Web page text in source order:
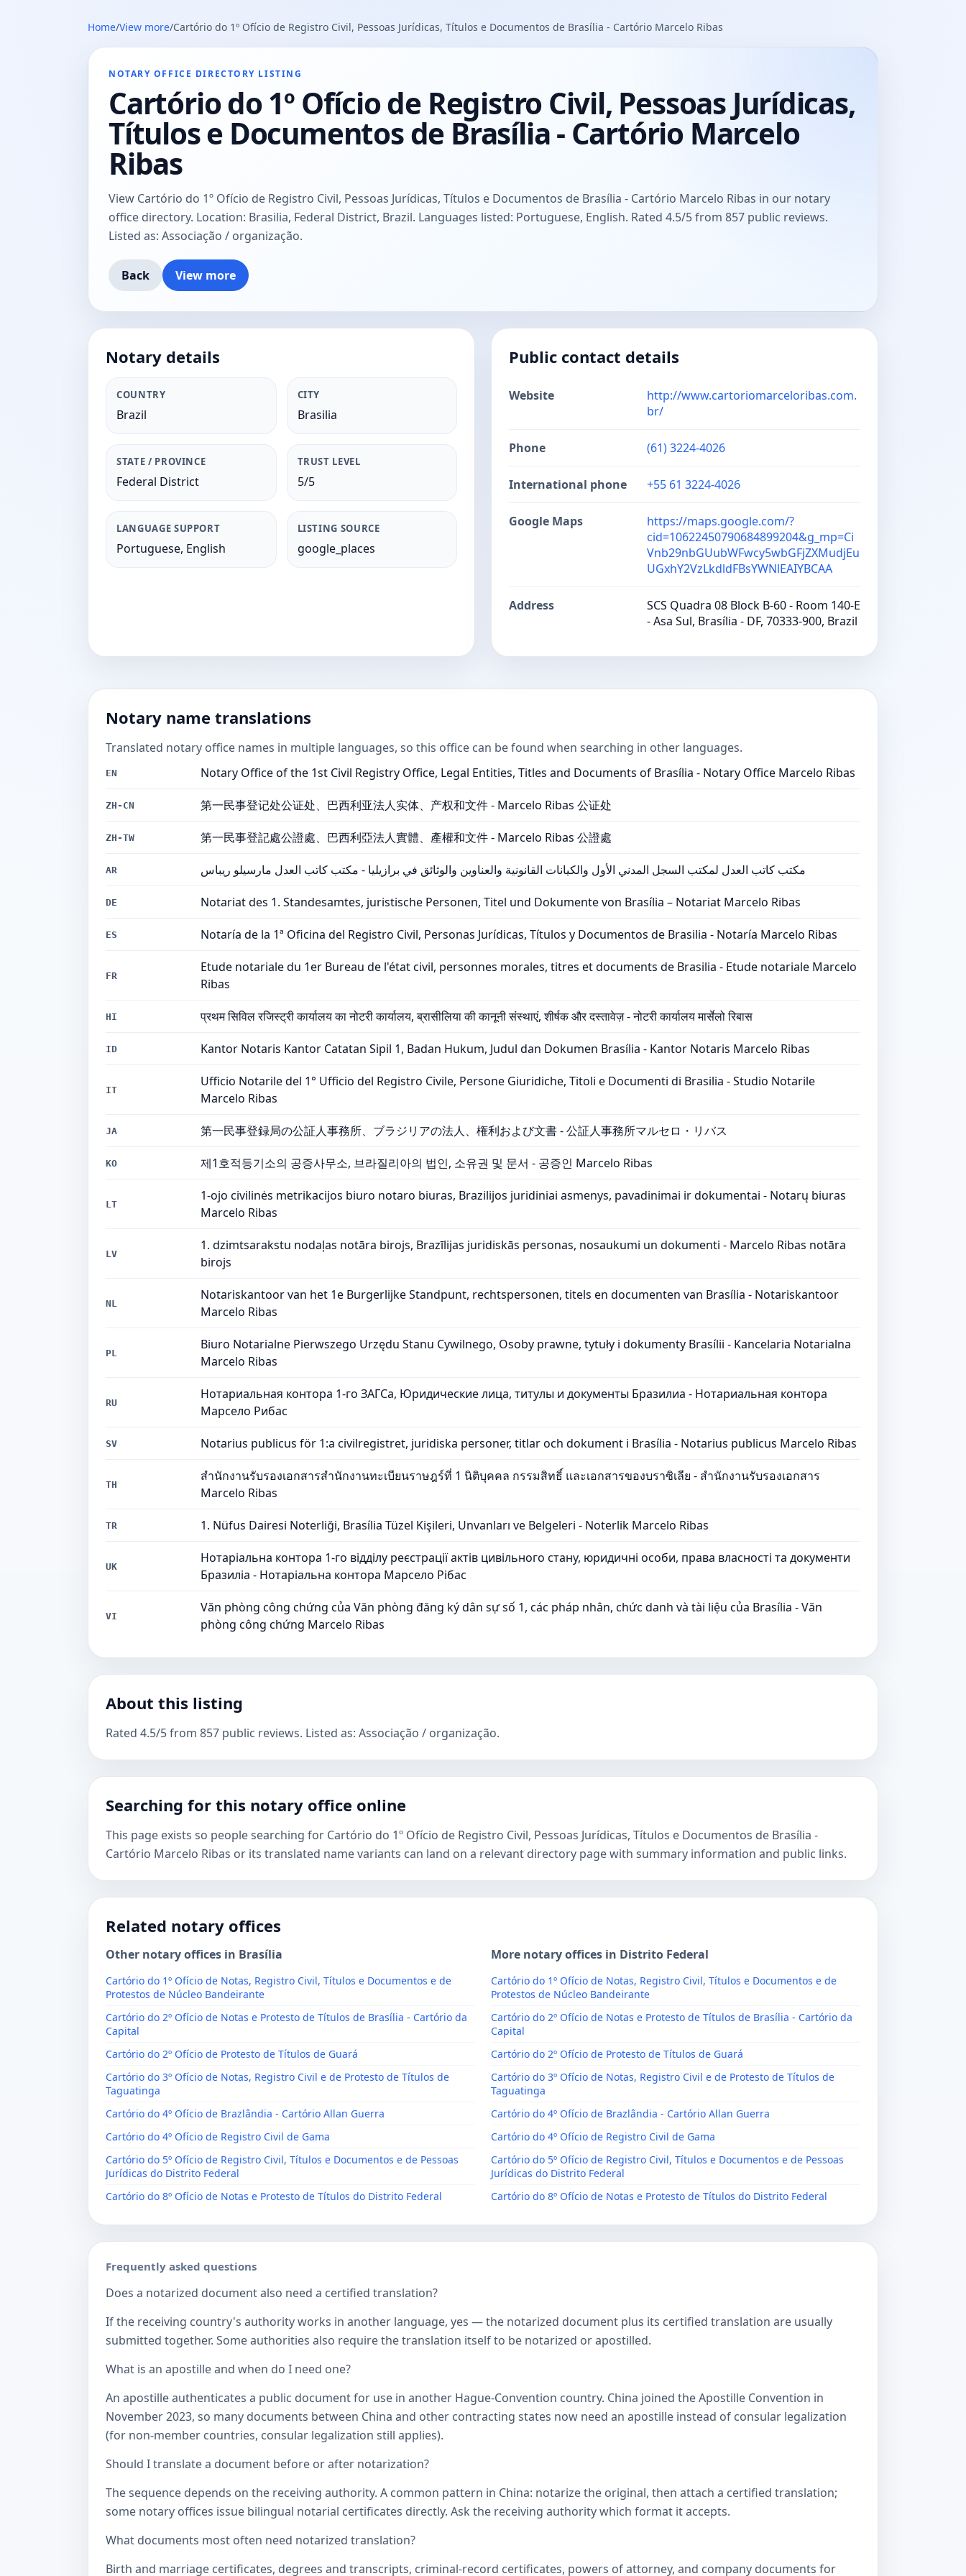
Home/View more/Cartório do 1º Ofício de Registro Civil, Pessoas Jurídicas, Títulos e Documentos de Brasília - Cartório Marcelo Ribas
NOTARY OFFICE DIRECTORY LISTING
Cartório do 1º Ofício de Registro Civil, Pessoas Jurídicas,
Títulos e Documentos de Brasília - Cartório Marcelo
Ribas
View Cartório do 1º Ofício de Registro Civil, Pessoas Jurídicas, Títulos e Documentos de Brasília - Cartório Marcelo Ribas in our notary
office directory. Location: Brasilia, Federal District, Brazil. Languages listed: Portuguese, English. Rated 4.5/5 from 857 public reviews.
Listed as: Associação / organização.
Back View more
Notary details
COUNTRY
Brazil
CITY
Brasilia
STATE / PROVINCE
Federal District
TRUST LEVEL
5/5
LANGUAGE SUPPORT
Portuguese, English
LISTING SOURCE
google_places
Public contact details
Website
http://www.cartoriomarceloribas.com.
br/
Phone (61) 3224-4026
International phone +55 61 3224-4026
Google Maps
https://maps.google.com/?
cid=10622450790684899204&g_mp=Ci
Vnb29nbGUubWFwcy5wbGFjZXMudjEu
UGxhY2VzLkdldFBsYWNlEAIYBCAA
Address
SCS Quadra 08 Block B-60 - Room 140-E
- Asa Sul, Brasília - DF, 70333-900, Brazil
Notary name translations
Translated notary office names in multiple languages, so this office can be found when searching in other languages.
EN Notary Office of the 1st Civil Registry Office, Legal Entities, Titles and Documents of Brasília - Notary Office Marcelo Ribas
ZH-CN 第一民事登记处公证处、巴西利亚法人实体、产权和文件 - Marcelo Ribas 公证处
ZH-TW 第一民事登記處公證處、巴西利亞法人實體、產權和文件 - Marcelo Ribas 公證處
AR مكتب كاتب العدل لمكتب السجل المدني الأول والكيانات القانونية والعناوين والوثائق في برازيليا - مكتب كاتب العدل مارسيلو ريباس
DE Notariat des 1. Standesamtes, juristische Personen, Titel und Dokumente von Brasília – Notariat Marcelo Ribas
ES Notaría de la 1ª Oficina del Registro Civil, Personas Jurídicas, Títulos y Documentos de Brasilia - Notaría Marcelo Ribas
FR
Etude notariale du 1er Bureau de l'état civil, personnes morales, titres et documents de Brasilia - Etude notariale Marcelo
Ribas
HI प्रथम सिविल रजिस्ट्री कार्यालय का नोटरी कार्यालय, ब्रासीलिया की कानूनी संस्थाएं, शीर्षक और दस्तावेज़ - नोटरी कार्यालय मार्सेलो रिबास
ID Kantor Notaris Kantor Catatan Sipil 1, Badan Hukum, Judul dan Dokumen Brasília - Kantor Notaris Marcelo Ribas
IT
Ufficio Notarile del 1° Ufficio del Registro Civile, Persone Giuridiche, Titoli e Documenti di Brasilia - Studio Notarile
Marcelo Ribas
JA 第一民事登録局の公証人事務所、ブラジリアの法人、権利および文書 - 公証人事務所マルセロ・リバス
KO 제1호적등기소의 공증사무소, 브라질리아의 법인, 소유권 및 문서 - 공증인 Marcelo Ribas
LT
1-ojo civilinės metrikacijos biuro notaro biuras, Brazilijos juridiniai asmenys, pavadinimai ir dokumentai - Notarų biuras
Marcelo Ribas
LV
1. dzimtsarakstu nodaļas notāra birojs, Brazīlijas juridiskās personas, nosaukumi un dokumenti - Marcelo Ribas notāra
birojs
NL
Notariskantoor van het 1e Burgerlijke Standpunt, rechtspersonen, titels en documenten van Brasília - Notariskantoor
Marcelo Ribas
PL
Biuro Notarialne Pierwszego Urzędu Stanu Cywilnego, Osoby prawne, tytuły i dokumenty Brasílii - Kancelaria Notarialna
Marcelo Ribas
RU
Нотариальная контора 1-го ЗАГСа, Юридические лица, титулы и документы Бразилиа - Нотариальная контора
Марсело Рибас
SV Notarius publicus för 1:a civilregistret, juridiska personer, titlar och dokument i Brasília - Notarius publicus Marcelo Ribas
TH
สำนักงานรับรองเอกสารสำนักงานทะเบียนราษฎร์ที่ 1 นิติบุคคล กรรมสิทธิ์ และเอกสารของบราซิเลีย - สำนักงานรับรองเอกสาร
Marcelo Ribas
TR 1. Nüfus Dairesi Noterliği, Brasília Tüzel Kişileri, Unvanları ve Belgeleri - Noterlik Marcelo Ribas
UK
Нотаріальна контора 1-го відділу реєстрації актів цивільного стану, юридичні особи, права власності та документи
Бразиліа - Нотаріальна контора Марсело Рібас
VI
Văn phòng công chứng của Văn phòng đăng ký dân sự số 1, các pháp nhân, chức danh và tài liệu của Brasília - Văn
phòng công chứng Marcelo Ribas
About this listing
Rated 4.5/5 from 857 public reviews. Listed as: Associação / organização.
Searching for this notary office online
This page exists so people searching for Cartório do 1º Ofício de Registro Civil, Pessoas Jurídicas, Títulos e Documentos de Brasília -
Cartório Marcelo Ribas or its translated name variants can land on a relevant directory page with summary information and public links.
Related notary offices
Other notary offices in Brasília
Cartório do 1º Ofício de Notas, Registro Civil, Títulos e Documentos e de
Protestos de Núcleo Bandeirante
Cartório do 2º Ofício de Notas e Protesto de Títulos de Brasília - Cartório da
Capital
Cartório do 2º Ofício de Protesto de Títulos de Guará
Cartório do 3º Ofício de Notas, Registro Civil e de Protesto de Títulos de
Taguatinga
Cartório do 4º Ofício de Brazlândia - Cartório Allan Guerra
Cartório do 4º Ofício de Registro Civil de Gama
Cartório do 5º Ofício de Registro Civil, Títulos e Documentos e de Pessoas
Jurídicas do Distrito Federal
Cartório do 8º Ofício de Notas e Protesto de Títulos do Distrito Federal
More notary offices in Distrito Federal
Cartório do 1º Ofício de Notas, Registro Civil, Títulos e Documentos e de
Protestos de Núcleo Bandeirante
Cartório do 2º Ofício de Notas e Protesto de Títulos de Brasília - Cartório da
Capital
Cartório do 2º Ofício de Protesto de Títulos de Guará
Cartório do 3º Ofício de Notas, Registro Civil e de Protesto de Títulos de
Taguatinga
Cartório do 4º Ofício de Brazlândia - Cartório Allan Guerra
Cartório do 4º Ofício de Registro Civil de Gama
Cartório do 5º Ofício de Registro Civil, Títulos e Documentos e de Pessoas
Jurídicas do Distrito Federal
Cartório do 8º Ofício de Notas e Protesto de Títulos do Distrito Federal
Frequently asked questions
Does a notarized document also need a certified translation?
If the receiving country's authority works in another language, yes — the notarized document plus its certified translation are usually
submitted together. Some authorities also require the translation itself to be notarized or apostilled.
What is an apostille and when do I need one?
An apostille authenticates a public document for use in another Hague-Convention country. China joined the Apostille Convention in
November 2023, so many documents between China and other contracting states now need an apostille instead of consular legalization
(for non-member countries, consular legalization still applies).
Should I translate a document before or after notarization?
The sequence depends on the receiving authority. A common pattern in China: notarize the original, then attach a certified translation;
some notary offices issue bilingual notarial certificates directly. Ask the receiving authority which format it accepts.
What documents most often need notarized translation?
Birth and marriage certificates, degrees and transcripts, criminal-record certificates, powers of attorney, and company documents for